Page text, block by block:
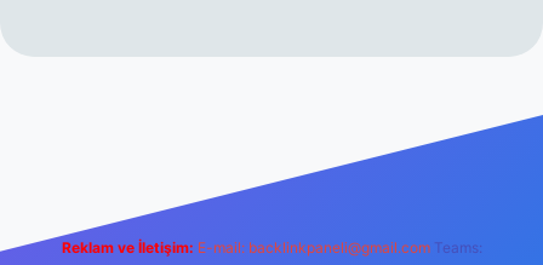
Reklam ve İletişim: E-mail: backlinkpaneli@gmail.com Teams: